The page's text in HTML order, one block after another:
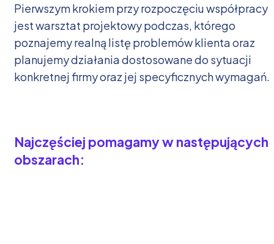
Pierwszym krokiem przy rozpoczęciu współpracy
jest warsztat projektowy podczas, którego
poznajemy realną listę problemów klienta oraz
planujemy działania dostosowane do sytuacji
konkretnej firmy oraz jej specyficznych wymagań.
Najczęściej pomagamy w następujących
obszarach: